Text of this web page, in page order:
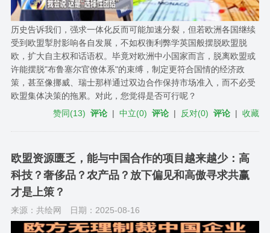
历史告诉我们，强求一体化反而可能加速分裂，但若欧洲各国继续
受到欧盟掣肘影响各自发展，不如权衡利弊学英国般摆脱欧盟脱
欧，扩大自主权和话语权。毕竟对欧洲中小国家而言，脱离欧盟或
许能摆脱"布鲁塞尔官僚体系"的束缚，制定更符合国情的经济政
策，甚至像挪威、瑞士那样通过双边合作保持市场准入，而不必受
欧盟集体决策的拖累。对此，您觉得是否可行呢？
赞同(13) 评论 |中立(0) 评论 | 反对(0) 评论 |收藏
欧盟资源匮乏，能与中国合作的项目越来越少：高
科技？奢侈品？农产品？放下偏见和高傲寻求共赢
才是上策？
来源：共绘网 日期：2025-08-16